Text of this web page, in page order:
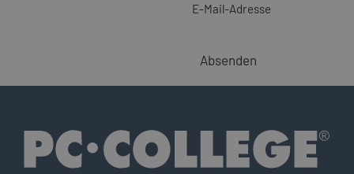
E-Mail-Adresse
Absenden